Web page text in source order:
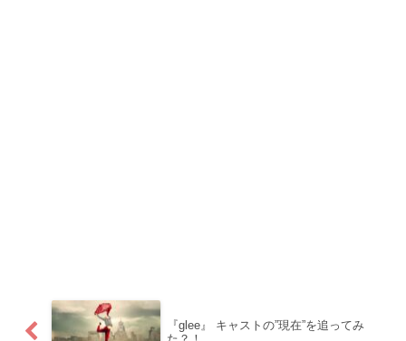
『glee』 キャストの”現在”を追ってみ